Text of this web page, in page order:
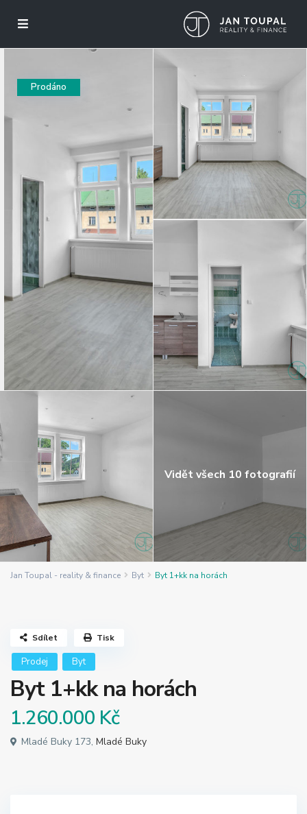
Prodáno
Vidět všech 10 fotografií
Jan Toupal - reality & finance Byt Byt 1+kk na horách
Prodej Byt
Byt 1+kk na horách
1.260.000 Kč
Mladé Buky 173, Mladé Buky
Sdílet Tisk